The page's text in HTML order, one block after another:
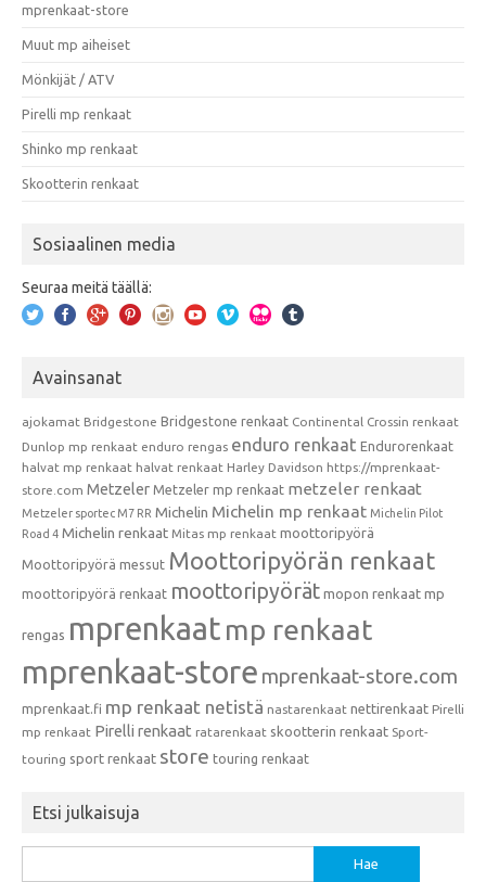
mprenkaat-store
Muut mp aiheiset
Mönkijät / ATV
Pirelli mp renkaat
Shinko mp renkaat
Skootterin renkaat
Sosiaalinen media
Seuraa meitä täällä:
Avainsanat
ajokamat Bridgestone Bridgestone renkaat Continental Crossin renkaat
Dunlop mp renkaat enduro rengas enduro renkaat Endurorenkaat
halvat mp renkaat halvat renkaat Harley Davidson https://mprenkaat-
store.com Metzeler Metzeler mp renkaat metzeler renkaat
Metzeler sportec M7 RR Michelin Michelin mp renkaat Michelin Pilot
Road 4 Michelin renkaat Mitas mp renkaat moottoripyörä
Moottoripyörä messut Moottoripyörän renkaat
moottoripyörä renkaat moottoripyörät mopon renkaat mp
rengas mprenkaat mp renkaat
mprenkaat-store mprenkaat-store.com
mprenkaat.fi mp renkaat netistä nastarenkaat nettirenkaat Pirelli
mp renkaat Pirelli renkaat ratarenkaat skootterin renkaat Sport-
touring sport renkaat store touring renkaat
Etsi julkaisuja